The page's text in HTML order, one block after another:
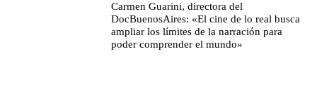
Carmen Guarini, directora del
DocBuenosAires: «El cine de lo real busca
ampliar los límites de la narración para
poder comprender el mundo»